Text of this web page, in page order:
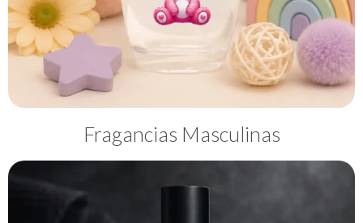
Fragancias Masculinas